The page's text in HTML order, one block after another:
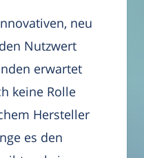
neu
Nutzwert
erwartet
keine Rolle
Hersteller
es den